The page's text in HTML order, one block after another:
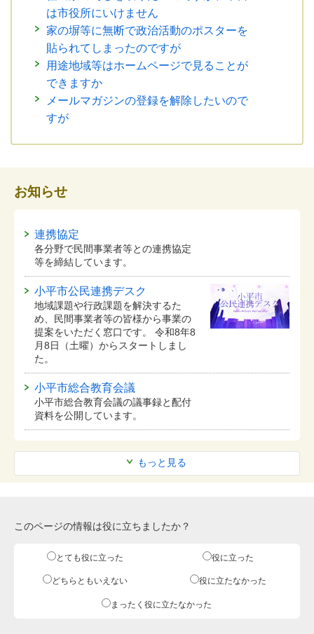
は市役所にいけません
家の塀等に無断で政治活動のポスターを
貼られてしまったのですが
用途地域等はホームページで見ることが
できますか
メールマガジンの登録を解除したいので
すが
お知らせ
もっと見る
連携協定
各分野で民間事業者等との連携協定
等を締結しています。
小平市公民連携デスク
地域課題や行政課題を解決するた
め、民間事業者等の皆様から事業の
提案をいただく窓口です。 令和8年8
月8日（土曜）からスタートしまし
た。
小平市総合教育会議
小平市総合教育会議の議事録と配付
資料を公開しています。
このページの情報は役に立ちましたか？
とても役に立った 役に立った
どちらともいえない 役に立たなかった
まったく役に立たなかった